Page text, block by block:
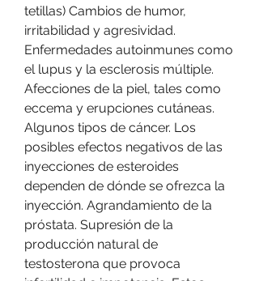
tetillas) Cambios de humor,
irritabilidad y agresividad.
Enfermedades autoinmunes como
el lupus y la esclerosis múltiple.
Afecciones de la piel, tales como
eccema y erupciones cutáneas.
Algunos tipos de cáncer. Los
posibles efectos negativos de las
inyecciones de esteroides
dependen de dónde se ofrezca la
inyección. Agrandamiento de la
próstata. Supresión de la
producción natural de
testosterona que provoca